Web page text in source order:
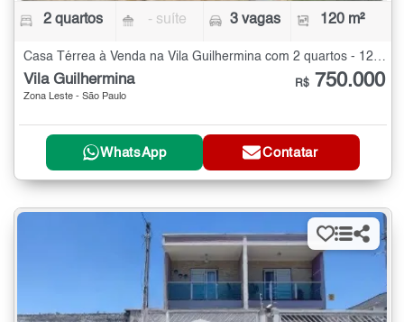
2 quartos - suíte 3 vagas 120 m²
Casa Térrea à Venda na Vila Guilhermina com 2 quartos - 120 m²
Vila Guilhermina
Zona Leste - São Paulo
R$ 750.000
WhatsApp Contatar